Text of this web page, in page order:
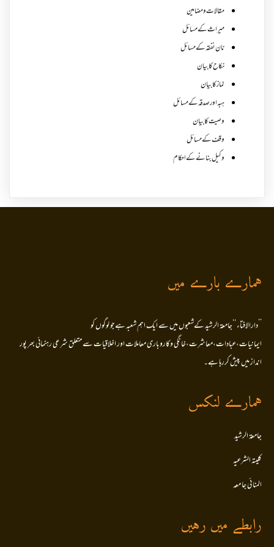
مقالات ومضامین
میراث کے مسائل
نان نفقہ کے مسائل
نکاح کا بیان
نماز کا بیان
ہبہ اور صدقہ کے مسائل
وصیت کا بیان
وقف کے مسائل
وکیل بنانے کے احکام
ہمارے بارے میں
’’دارالافتاء ‘‘جامعۃ الرشید کےشعبوں میں سے ایک اہم شعبہ ہے جو لوگوں کو
ایمانیات،عبادات،معاشرت،خانگی وکاروباری معاملات اور اخلاقیات سے متعلق شرعی رہنمائی بھر پور
انداز میں پیش کررہا ہے۔
ہمارے لنکس
جامعۃ الرشید
کلیتہ الشرعیہ
المنا ئی جا معہ
رابطے میں رہیں